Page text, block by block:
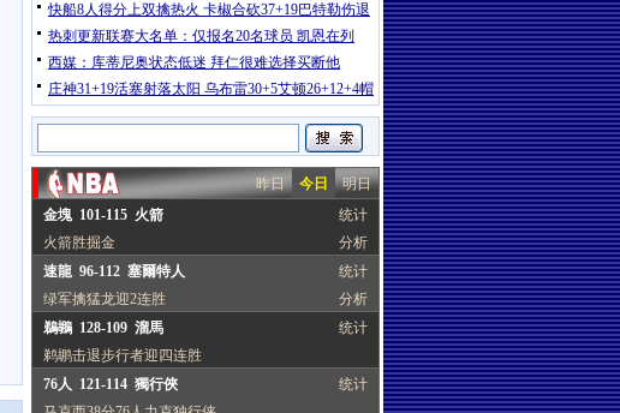
快船8人得分上双擒热火 卡椒合砍37+19巴特勒伤退
热刺更新联赛大名单：仅报名20名球员 凯恩在列
西媒：库蒂尼奥状态低迷 拜仁很难选择买断他
庄神31+19活塞射落太阳 乌布雷30+5艾顿26+12+4帽
昨日 今日
明日
金塊 101-115 火箭
统计
火箭胜掘金
分析
速龍 96-112 塞爾特人
统计
绿军擒猛龙迎2连胜
分析
鵜鶘 128-109 溜馬
统计
鹈鹕击退步行者迎四连胜
76人 121-114 獨行俠
统计